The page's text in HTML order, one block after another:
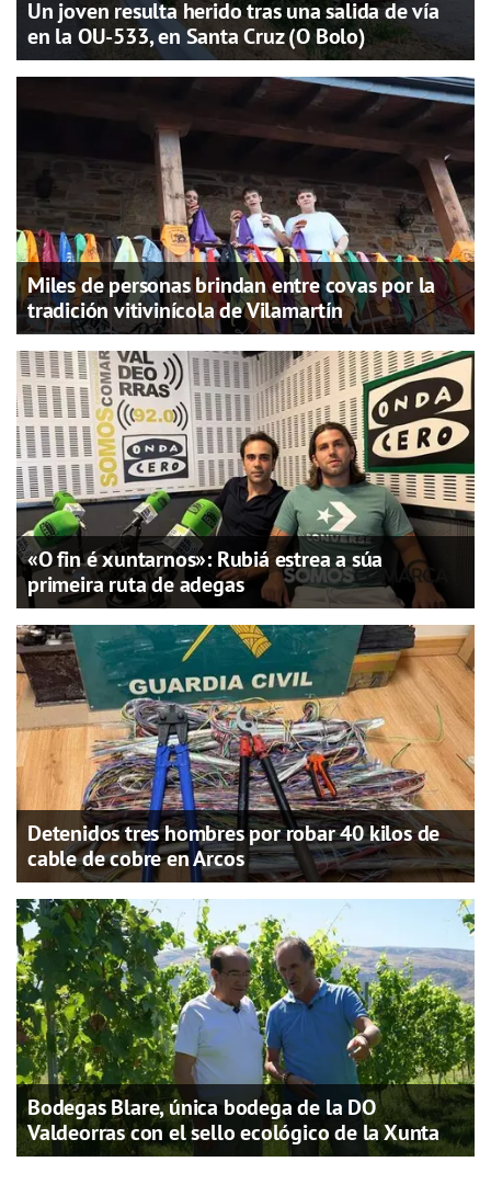
Un joven resulta herido tras una salida de vía
en la OU-533, en Santa Cruz (O Bolo)
Miles de personas brindan entre covas por la
tradición vitivinícola de Vilamartín
«O fin é xuntarnos»: Rubiá estrea a súa
primeira ruta de adegas
Detenidos tres hombres por robar 40 kilos de
cable de cobre en Arcos
Bodegas Blare, única bodega de la DO
Valdeorras con el sello ecológico de la Xunta